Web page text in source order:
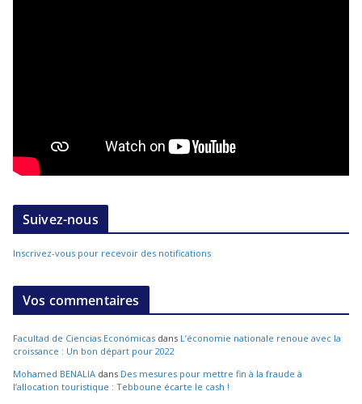
Suivez-nous
Inscrivez-vous pour recevoir des notifications
Vos commentaires
Facultad de Ciencias Económicas dans L’économie nationale renoue avec la
croissance : Un bon départ pour 2022
Mohamed BENALIA dans Des mesures pour mettre fin à la fraude à
l’allocation touristique : Tebboune écarte le cash !